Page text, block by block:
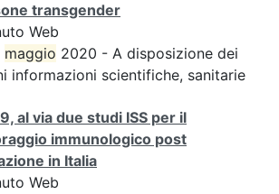
transgender
Web
maggio 2020 - A disposizione dei
informazioni scientifiche, sanitarie
al via due studi ISS per il
immunologico post
in Italia
Web